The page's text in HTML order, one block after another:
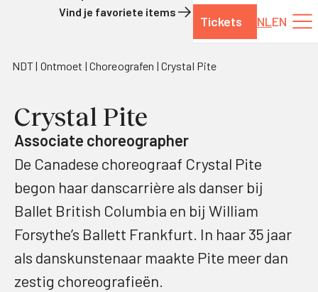
Tickets NLEN
Vind je favoriete items
NDT Ontmoet Choreografen Crystal Pite
Crystal Pite
Associate choreographer
De Canadese choreograaf Crystal Pite
begon haar danscarrière als danser bij
Ballet British Columbia en bij William
Forsythe’s Ballett Frankfurt. In haar 35 jaar
als danskunstenaar maakte Pite meer dan
zestig choreografieën.